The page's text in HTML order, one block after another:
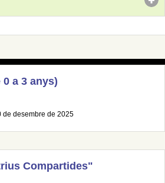
a 3 anys)
de desembre de 2025
Compartides"